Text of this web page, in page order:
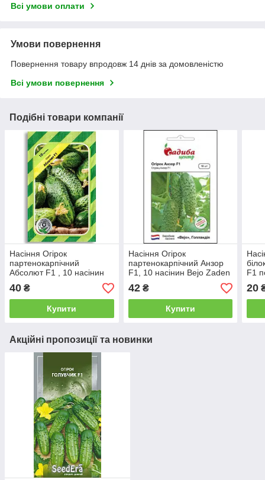
Всі умови оплати
Умови повернення
Повернення товару впродовж 14 днів за домовленістю
Всі умови повернення
Подібні товари компанії
Насіння Огірок
партенокарпічний
Абсолют F1 , 10 насінин
Bejo Zaden Агропак
40 ₴
Купити
Насіння Огірок
партенокарпічний Анзор
F1, 10 насінин Bejo Zaden
42₴
Купити
F1
20
Акційні пропозиції та новинки